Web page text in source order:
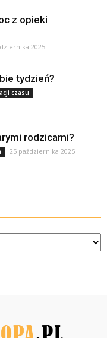
z opieki
2025
tydzień?
czasu
rodzicami?
25 października 2025